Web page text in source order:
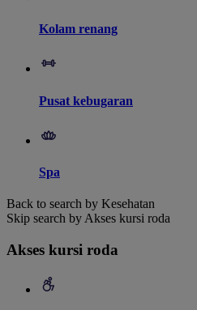
Kolam renang
Pusat kebugaran
Spa
Back to search by Kesehatan
Skip search by Akses kursi roda
Akses kursi roda